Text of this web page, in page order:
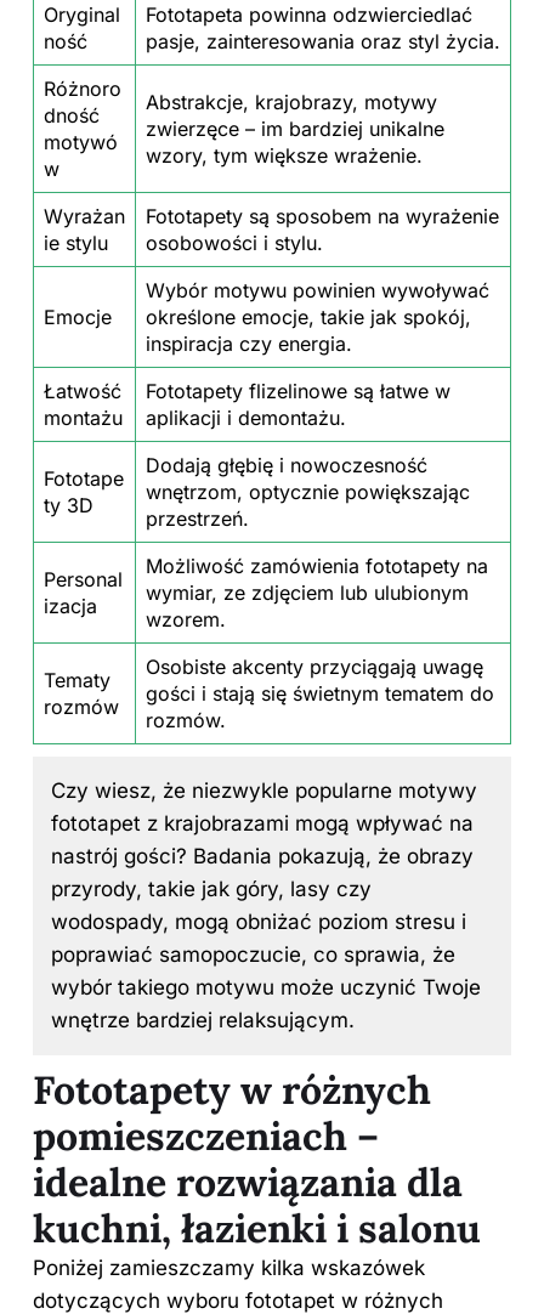
Oryginal
ność
Fototapeta powinna odzwierciedlać
pasje, zainteresowania oraz styl życia.
Różnoro
dność
motywó
w
Abstrakcje, krajobrazy, motywy
zwierzęce – im bardziej unikalne
wzory, tym większe wrażenie.
Wyrażan
ie stylu
Fototapety są sposobem na wyrażenie
osobowości i stylu.
Emocje
Wybór motywu powinien wywoływać
określone emocje, takie jak spokój,
inspiracja czy energia.
Łatwość
montażu
Fototapety flizelinowe są łatwe w
aplikacji i demontażu.
Fototape
ty 3D
Dodają głębię i nowoczesność
wnętrzom, optycznie powiększając
przestrzeń.
Personal
izacja
Możliwość zamówienia fototapety na
wymiar, ze zdjęciem lub ulubionym
wzorem.
Tematy
rozmów
Osobiste akcenty przyciągają uwagę
gości i stają się świetnym tematem do
rozmów.
Czy wiesz, że niezwykle popularne motywy
fototapet z krajobrazami mogą wpływać na
nastrój gości? Badania pokazują, że obrazy
przyrody, takie jak góry, lasy czy
wodospady, mogą obniżać poziom stresu i
poprawiać samopoczucie, co sprawia, że
wybór takiego motywu może uczynić Twoje
wnętrze bardziej relaksującym.
Fototapety w różnych
pomieszczeniach –
idealne rozwiązania dla
kuchni, łazienki i salonu
Poniżej zamieszczamy kilka wskazówek
dotyczących wyboru fototapet w różnych